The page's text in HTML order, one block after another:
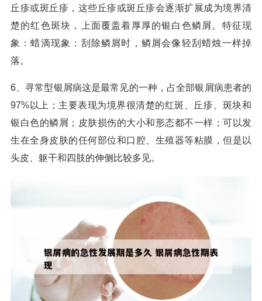
丘疹或斑丘疹，这些丘疹或斑丘疹会逐渐扩展成为境界清
楚的红色斑块，上面覆盖着厚厚的银白色鳞屑。特征现
象：蜡滴现象：刮除鳞屑时，鳞屑会像轻刮蜡烛一样掉
落。
6、寻常型银屑病这是最常见的一种，占全部银屑病患者的
97%以上；主要表现为境界很清楚的红斑、丘疹、斑块和
银白色的鳞屑；皮肤损伤的大小和形态都不一样；可以发
生在全身皮肤的任何部位和口腔、生殖器等粘膜，但是以
头皮、躯干和四肢的伸侧比较多见。